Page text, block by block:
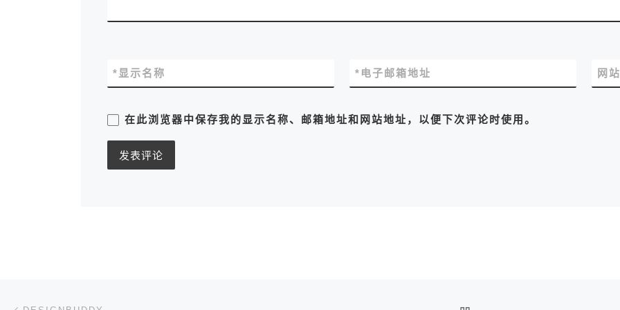
显示名称
* 电子邮箱地址
* 网
在此浏览器中保存我的显示名称、邮箱地址和网站地址，以便下次评论时使用。
文章导航